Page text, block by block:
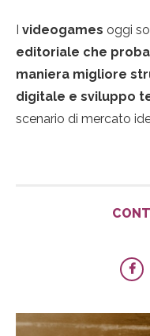
I videogames oggi
editoriale che
maniera migliore
digitale e sviluppo
scenario di mercato